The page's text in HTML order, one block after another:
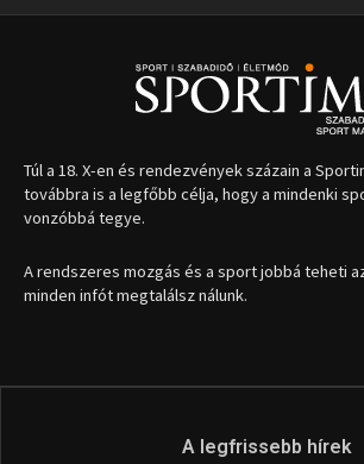
Túl a 18. X-en és rendezvények százain a
továbbra is a legfőbb célja, hogy a mindenki
vonzóbbá tegye.
A rendszeres mozgás és a sport jobbá teheti
minden infót megtalálsz nálunk.
A legfrissebb hírek